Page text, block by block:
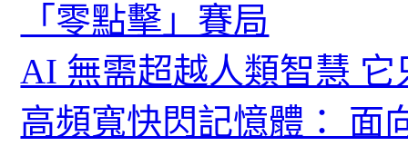
「零點擊」賽局
AI 無需超越人類智慧
高頻寬快閃記憶體： 面